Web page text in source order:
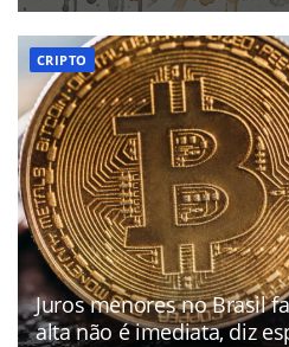
CRIPTO
Juros menores no Brasil
alta não é imediata, diz